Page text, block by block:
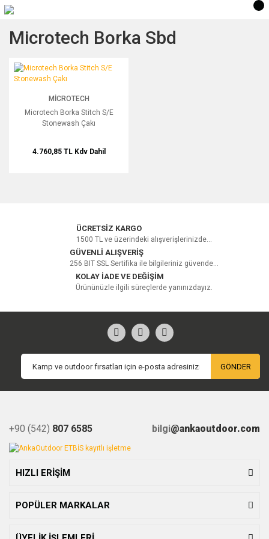
Microtech Borka Sbd
Microtech Borka Stitch S/E Stonewash Çakı
MICROTECH
Microtech Borka Stitch S/E
Stonewash Çakı
4.760,85 TL Kdv Dahil
ÜCRETSİZ KARGO
1500 TL ve üzerindeki alışverişlerinizde...
GÜVENLİ ALIŞVERİŞ
256 BIT SSL Sertifika ile bilgileriniz güvende...
KOLAY İADE VE DEĞİŞİM
Ürününüzle ilgili süreçlerde yanınızdayız.
GÖNDER
+90 (542) 807 6585 bilgi@ankaoutdoor.com
HIZLI ERİŞİM
POPÜLER MARKALAR